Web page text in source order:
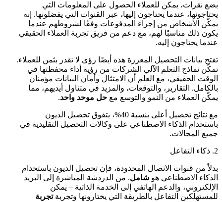
بضع نقرات، يمكن للعملاء الحصول على المعلومات التي
يحتاجونها، عندما يحتاجون إليها، عبر القنوات التي يفضلونها. إنه
يمكّن الأشخاص من إجراء المدفوعات وفقًا لشروطهم عندما
يكون ذلك مناسبًا لهم، مع دعم من فريق تجربة العملاء الحقيقي
عندما يحتاجون إليه.
تفتح بيانات التحصيل المعززة هذه أيضًا رؤى لا تقدر بثمن للعملاء.
تمكّن نماذج التعلم الآلي الشركات من رؤية أداء محفظتها في
الوقت الحقيقي، مع العلم أن الامتثال وأمان البيانات مؤمنان
بالكامل. التقارير، والتوقعات، والمزيد في متناول أيديهم، مما
يمكّن العملاء من النمو والتوسع مع حل موحد واحد.
مع نتائج تحصيل أعلى بنسبة 40%، يتفوق تحصيل الديون
باستخدام الذكاء الاصطناعي على وكالات التحصيل التقليدية في
جميع المجالات.
2. ذكاء التفاعل
بدلاً من قنوات الاتصال المحدودة، فإن تحصيل الديون باستخدام
الذكاء الاصطناعي هو شامل. من الدردشة المباشرة إلى البريد
الإلكتروني، والدعم الهاتفي إلى الخدمة الذاتية – يمكن
للمستهلكين التفاعل بالطريقة التي يختارونها وتجربةتجربة